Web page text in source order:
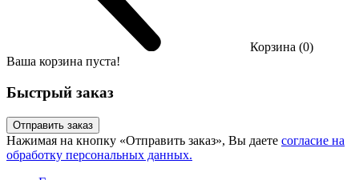
Корзина (0)
Ваша корзина пуста!
Быстрый заказ
Отправить заказ
Нажимая на кнопку «Отправить заказ», Вы даете согласие на
обработку персональных данных.